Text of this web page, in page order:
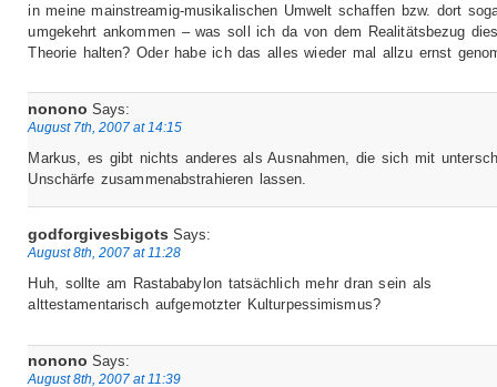
in meine mainstreamig-musikalischen Umwelt schaffen bzw. dort
umgekehrt ankommen – was soll ich da von dem Realitätsbezug
Theorie halten? Oder habe ich das alles wieder mal allzu ernst
nonono Says:
August 7th, 2007 at 14:15
Markus, es gibt nichts anderes als Ausnahmen, die sich mit
Unschärfe zusammenabstrahieren lassen.
godforgivesbigots Says:
August 8th, 2007 at 11:28
Huh, sollte am Rastababylon tatsächlich mehr dran sein als
alttestamentarisch aufgemotzter Kulturpessimismus?
nonono Says:
August 8th, 2007 at 11:39